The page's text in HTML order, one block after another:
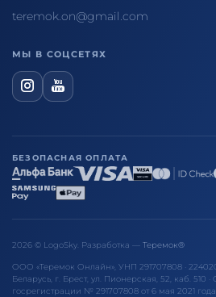
teremok.on@gmail.com
МЫ В СОЦСЕТЯХ
БЕЗОПАСНАЯ ОПЛАТА
2026 © LogoSky. Разработка — Теремок®
ООО «Теремок Онлайн», УНП 291707808 ·
Беларусь, г. Брест, ул. Пионерская, 52, каб. 510 ·
госрегистрации № 291707808 от 6 мая 2021 года